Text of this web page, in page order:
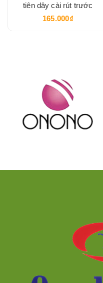
tiên dây cài rút trước
165.000₫